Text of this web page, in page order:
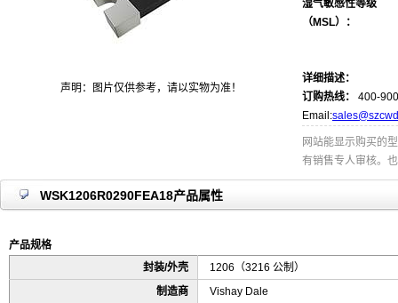
声明：图片仅供参考，请以实物为准！
湿气敏感性等级
（MSL）：
详细描述：
订购热线：
400-
Email:
网站能显示购买的
有销售专人审核。
WSK1206R0290FEA18产品属性
产品规格
封装/外壳
1206（3216 公制）
制造商
Vishay Dale